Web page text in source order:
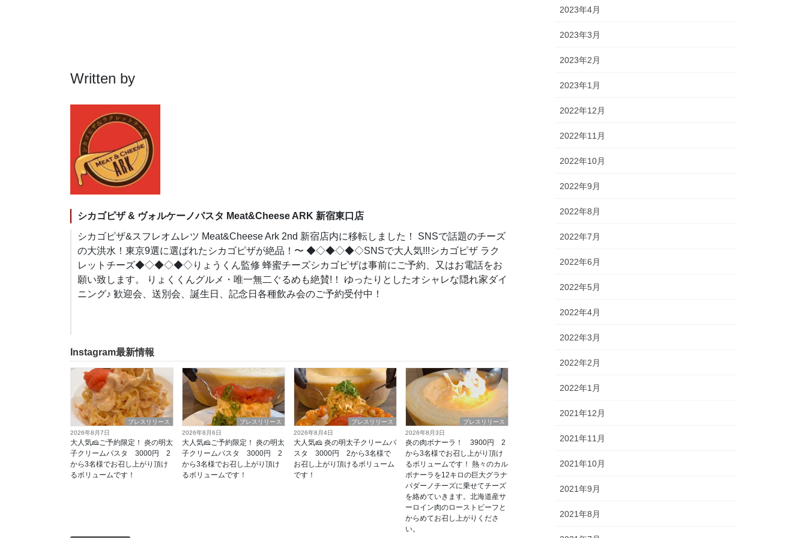
Written by
シカゴピザ & ヴォルケーノパスタ Meat&Cheese ARK 新宿東口店
シカゴピザ&スフレオムレツ Meat&Cheese Ark 2nd 新宿店内に移転しました！ SNSで話題のチーズ
の大洪水！東京9選に選ばれたシカゴピザが絶品！〜 ◆◇◆◇◆◇SNSで大人気!!!シカゴピザ ラク
レットチーズ◆◇◆◇◆◇りょうくん監修 蜂蜜チーズシカゴピザは事前にご予約、又はお電話をお
願い致します。 りょくくんグルメ・唯一無二ぐるめも絶賛!！ ゆったりとしたオシャレな隠れ家ダイ
ニング♪ 歓迎会、送別会、誕生日、記念日各種飲み会のご予約受付中！
Instagram最新情報
プレスリリース
2026年8月7日
大人気🧀ご予約限定！ 炎の明太
子クリームパスタ 3000円 2
から3名様でお召し上がり頂け
るボリュームです！
プレスリリース
2026年8月6日
大人気🧀ご予約限定！ 炎の明太
子クリームパスタ 3000円 2
から3名様でお召し上がり頂け
るボリュームです！
プレスリリース
2026年8月4日
大人気🧀 炎の明太子クリームパ
スタ 3000円 2から3名様で
お召し上がり頂けるボリューム
です！
プレスリリース
2026年8月3日
炎の肉ボナーラ！ 3900円 2
から3名様でお召し上がり頂け
るボリュームです！ 熱々のカル
ボナーラを12キロの巨大グラナ
パダーノチーズに乗せてチーズ
を絡めていきます。北海道産サ
ーロイン肉のローストビーフと
からめてお召し上がりくださ
い。
2023年4月
2023年3月
2023年2月
2023年1月
2022年12月
2022年11月
2022年10月
2022年9月
2022年8月
2022年7月
2022年6月
2022年5月
2022年4月
2022年3月
2022年2月
2022年1月
2021年12月
2021年11月
2021年10月
2021年9月
2021年8月